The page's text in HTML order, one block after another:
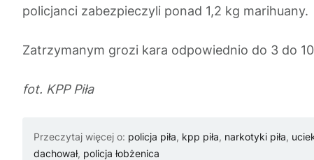
policjanci zabezpieczyli ponad 1,2 kg marihuany.
Zatrzymanym grozi kara odpowiednio do 3 do
fot. KPP Piła
Przeczytaj więcej o: policja piła, kpp piła, narkotyki piła,
dachował, policja łobżenica